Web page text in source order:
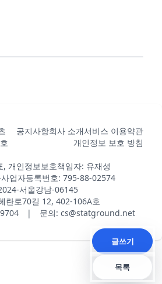
공지사항회사 소개서비스 이용약관
개인정보 보호 방침
, 개인정보보호책임자: 유재성
사업자등록번호: 795-88-02574
서울강남-06145
란로70길 12, 402-106A호
9704 | 문의: cs@statground.net
글쓰기
목록